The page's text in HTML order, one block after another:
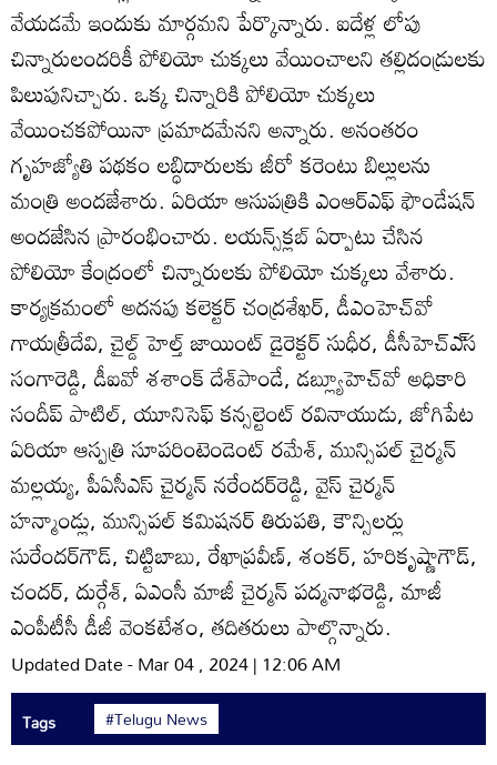
వేయడమే ఇందుకు మార్గమని పేర్కొన్నారు. ఐదేళ్ల లోపు
చిన్నారులందరికీ పోలియో చుక్కలు వేయించాలని తల్లిదండ్రులకు
పిలుపునిచ్చారు. ఒక్క చిన్నారికి పోలియో చుక్కలు
వేయించకపోయినా ప్రమాదమేనని అన్నారు. అనంతరం
గృహజ్యోతి పథకం లబ్ధిదారులకు జీరో కరెంటు బిల్లులను
మంత్రి అందజేశారు. ఏరియా ఆసుపత్రికి ఎంఆర్‌ఎఫ్‌ ఫౌండేషన్‌
అందజేసిన ప్రారంభించారు. లయన్స్‌క్లబ్‌ ఏర్పాటు చేసిన
పోలియో కేంద్రంలో చిన్నారులకు పోలియో చుక్కలు వేశారు.
కార్యక్రమంలో అదనపు కలెక్టర్‌ చంద్రశేఖర్‌, డీఎంహెచ్‌వో
గాయత్రీదేవి, చైల్డ్‌ హెల్త్‌ జాయింట్‌ డైరెక్టర్‌ సుధీర, డీసీహెచ్‌ఎ్‌స
సంగారెడ్డి, డీఐవో శశాంక్‌ దేశ్‌పాండే, డబ్ల్యూహెచ్‌వో అధికారి
సందీప్‌ పాటిల్‌, యూనిసెఫ్‌ కన్సల్టెంట్‌ రవినాయుడు, జోగిపేట
ఏరియా ఆస్పత్రి సూపరింటెండెంట్‌ రమేశ్‌, మున్సిపల్‌ చైర్మన్‌
మల్లయ్య, పీఏసీఎస్‌ చైర్మన్‌ నరేందర్‌రెడ్డి, వైస్‌ చైర్మన్‌
హన్మాండ్లు, మున్సిపల్‌ కమిషనర్‌ తిరుపతి, కౌన్సిలర్లు
సురేందర్‌గౌడ్‌, చిట్టిబాబు, రేఖాప్రవీణ్‌, శంకర్‌, హరికృష్ణాగౌడ్‌,
చందర్‌, దుర్గేశ్‌, ఏఎంసీ మాజీ చైర్మన్‌ పద్మనాభరెడ్డి, మాజీ
ఎంపీటీసీ డీజీ వెంకటేశం, తదితరులు పాల్గొన్నారు.
Updated Date - Mar 04 , 2024 | 12:06 AM
Tags #Telugu News